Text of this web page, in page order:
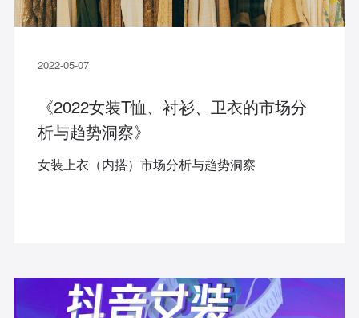
2022-05-07
《2022⼥装T恤、衬衫、卫衣的市场分
析与趋势洞察》
女装上衣（内搭）市场分析与趋势洞察